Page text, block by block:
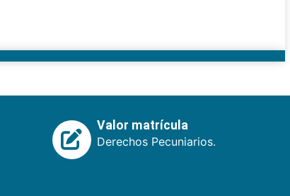
Valor matrícula
Derechos Pecuniarios.